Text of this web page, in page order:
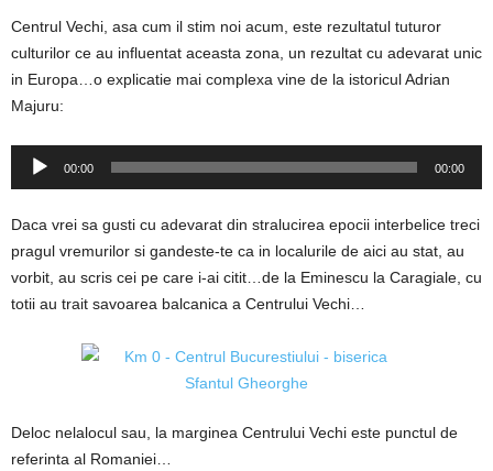
Centrul Vechi, asa cum il stim noi acum, este rezultatul tuturor
culturilor ce au influentat aceasta zona, un rezultat cu adevarat unic
in Europa…o explicatie mai complexa vine de la istoricul Adrian
Majuru:
Player
00:00 00:00
Daca vrei sa gusti cu adevarat din stralucirea epocii interbelice treci
pragul vremurilor si gandeste-te ca in localurile de aici au stat, au
vorbit, au scris cei pe care i-ai citit…de la Eminescu la Caragiale, cu
totii au trait savoarea balcanica a Centrului Vechi…
Deloc nelalocul sau, la marginea Centrului Vechi este punctul de
referinta al Romaniei…